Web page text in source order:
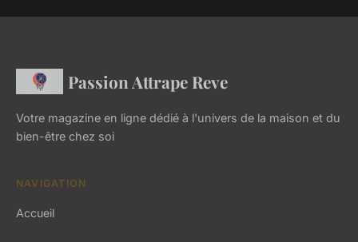
Passion Attrape Reve
Votre magazine en ligne dédié à l'univers de la maison et du
bien-être chez soi
NAVIGATION
Accueil